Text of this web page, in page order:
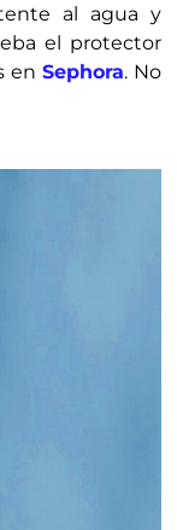
al agua y
el protector
en Sephora. No